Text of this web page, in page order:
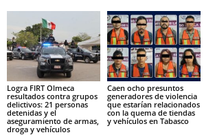
Logra FIRT Olmeca
resultados contra grupos
delictivos: 21 personas
detenidas y el
aseguramiento de armas,
droga y vehículos
Caen ocho presuntos
generadores de violencia
que estarían relacionados
con la quema de tiendas
y vehículos en Tabasco